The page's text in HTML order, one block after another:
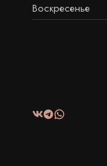
Воскресенье